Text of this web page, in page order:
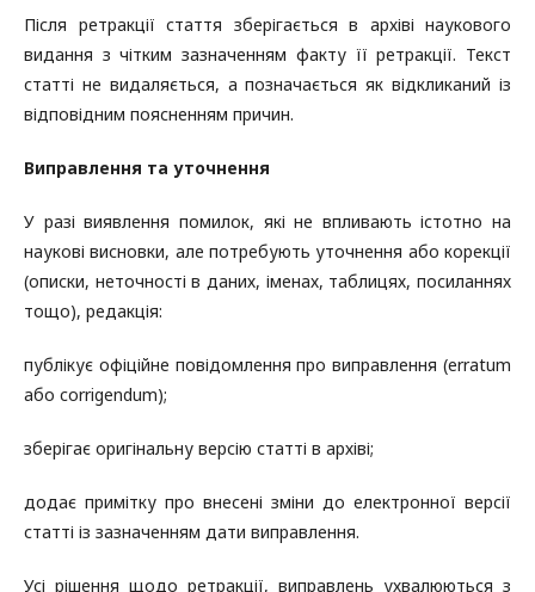
Після ретракції стаття зберігається в архіві наукового
видання з чітким зазначенням факту її ретракції. Текст
статті не видаляється, а позначається як відкликаний із
відповідним поясненням причин.
Виправлення та уточнення
У разі виявлення помилок, які не впливають істотно на
наукові висновки, але потребують уточнення або корекції
(описки, неточності в даних, іменах, таблицях, посиланнях
тощо), редакція:
публікує офіційне повідомлення про виправлення (erratum
або corrigendum);
зберігає оригінальну версію статті в архіві;
додає примітку про внесені зміни до електронної версії
статті із зазначенням дати виправлення.
Усі рішення щодо ретракції, виправлень ухвалюються з